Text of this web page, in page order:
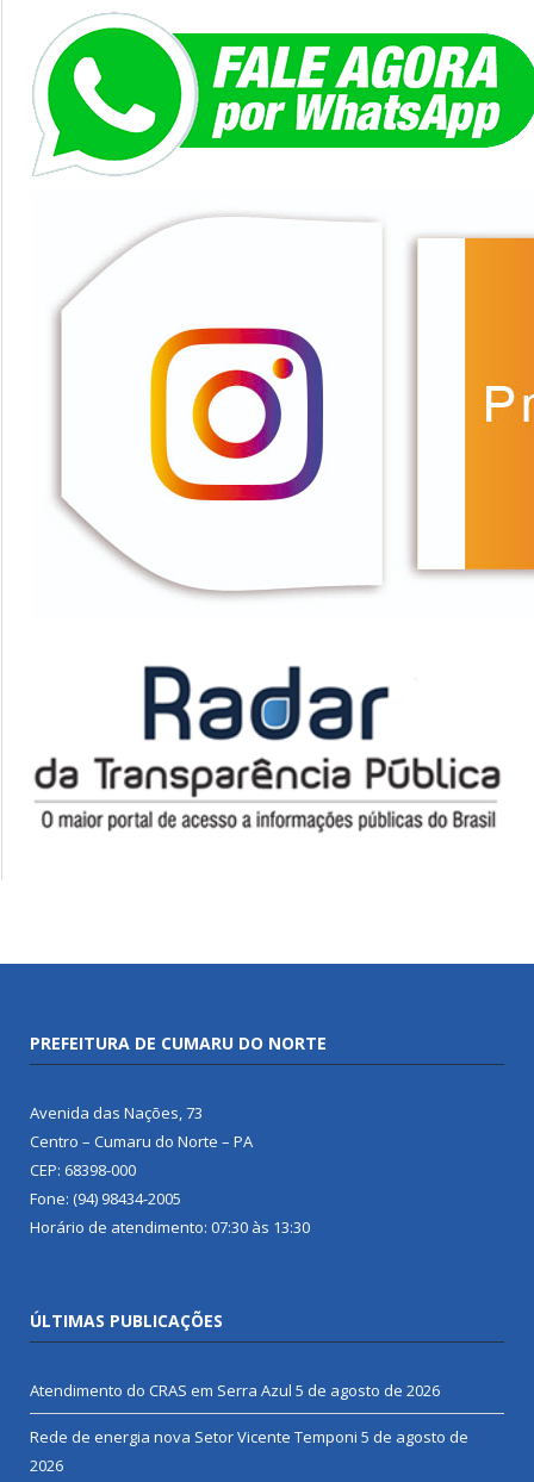
PREFEITURA DE CUMARU DO NORTE
Avenida das Nações, 73
Centro – Cumaru do Norte – PA
CEP: 68398-000
Fone: (94) 98434-2005
Horário de atendimento: 07:30 às 13:30
ÚLTIMAS PUBLICAÇÕES
Atendimento do CRAS em Serra Azul 5 de agosto de 2026
Rede de energia nova Setor Vicente Temponi 5 de agosto de
2026